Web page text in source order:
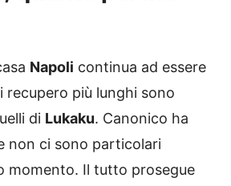
Napoli continua ad essere
recupero più lunghi sono
di Lukaku. Canonico ha
non ci sono particolari
momento. Il tutto prosegue